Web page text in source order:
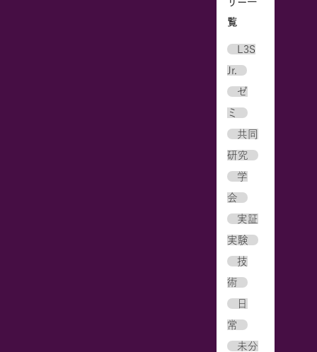
リー一
覧
L3S
Jr.
ゼ
ミ
共同
研究
学
会
実証
実験
技
術
日
常
未分